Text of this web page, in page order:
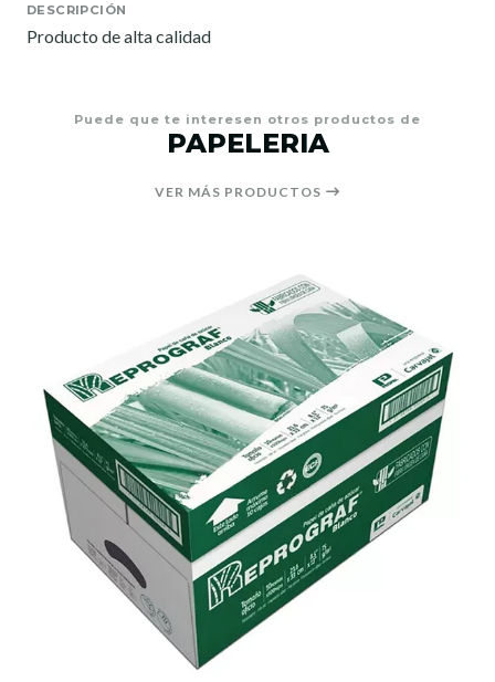
DESCRIPCIÓN
Producto de alta calidad
Puede que te interesen otros productos de
PAPELERIA
VER MÁS PRODUCTOS